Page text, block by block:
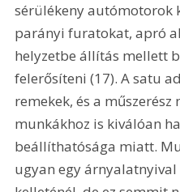
sérülékeny autómotorok
parányi furatokat, apró
helyzetbe állítás mellett
felerősíteni (17). A satu
remekek, és a
munkákhoz is kiválóan
beállíthatósága miatt.
ugyan egy